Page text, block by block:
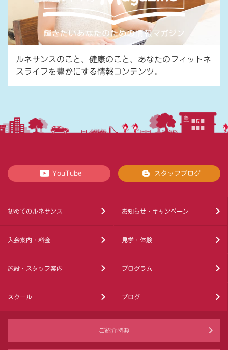
ルネサンスのこと、健康のこと、あなたのフィットネ
スライフを豊かにする情報コンテンツ。
YouTube スタッフブログ
初めてのルネサンス お知らせ・キャンペーン
入会案内・料金 見学・体験
施設・スタッフ案内 プログラム
スクール ブログ
ご紹介特典